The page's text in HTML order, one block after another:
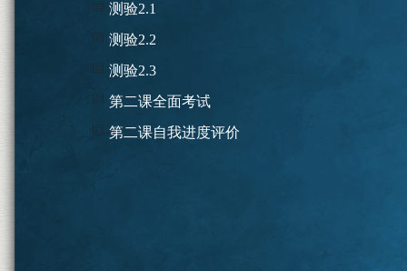
测验2.1
测验2.2
测验2.3
第二课全面考试
第二课自我进度评价